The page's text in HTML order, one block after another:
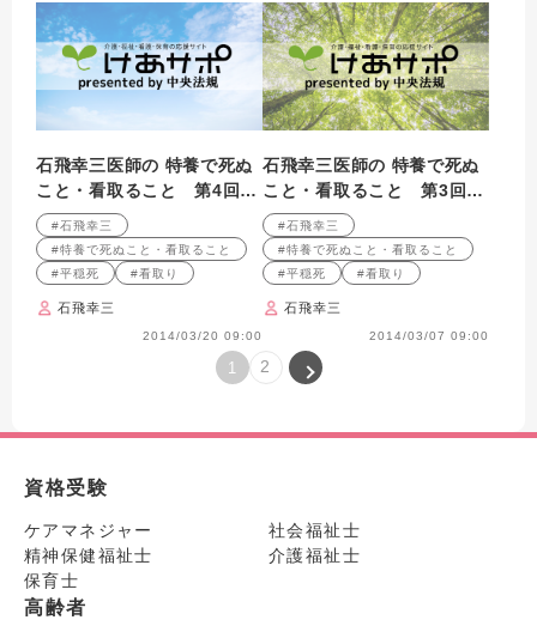
石飛幸三医師の 特養で死ぬ
こと・看取ること 第4回
延命治療に警鐘を鳴らした
２つのきっかけ
#石飛幸三
#特養で死ぬこと・看取ること
#平穏死
#看取り
石飛幸三
2014/03/20 09:00
石飛幸三医師の 特養で死ぬ
こと・看取ること 第3回
芦花ホーム（２）ホームの
変化～職員と家族の意識が
変わった！～
#石飛幸三
#特養で死ぬこと・看取ること
#平穏死
#看取り
石飛幸三
2014/03/07 09:00
1 2
資格受験
ケアマネジャー
社会福祉士
精神保健福祉士
介護福祉士
保育士
高齢者